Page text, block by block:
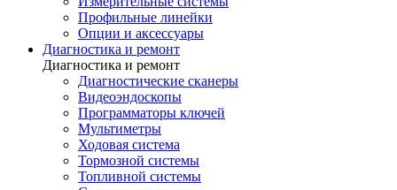
Профильные линейки
Опции и аксессуары
Диагностика и ремонт
Диагностика и ремонт
Диагностические сканеры
Видеоэндоскопы
Программаторы ключей
Мультиметры
Ходовая система
Тормозной системы
Топливной системы